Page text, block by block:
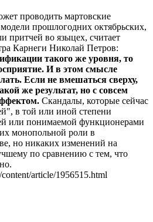
проводить мартовские
прошлогодних октябрьских,
притчей во языцех, считает
Карнеги Николай Петров:
такого же уровня, то
И в этом смысле
Если не вмешаться сверху,
же результат, но с совсем
Скандалы, которые сейчас
в той или иной степени
или понимаемой функционерами
монопольной роли в
но никаких изменений на
по сравнению с тем, что
article/1956515.html